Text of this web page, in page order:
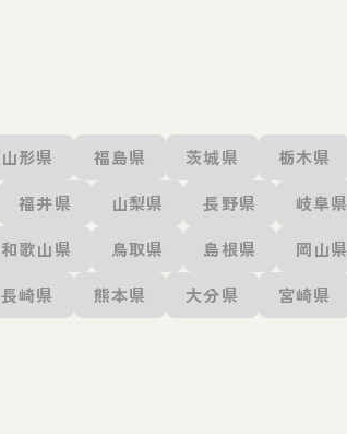
山形県 福島県 茨城県 栃木県
福井県 山梨県 長野県 岐阜県
和歌山県 鳥取県 島根県 岡山県
長崎県 熊本県 大分県 宮崎県